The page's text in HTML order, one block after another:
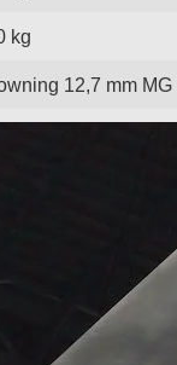
kg
12,7 mm